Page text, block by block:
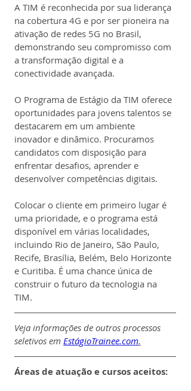
A TIM é reconhecida por sua liderança
na cobertura 4G e por ser pioneira na
ativação de redes 5G no Brasil,
demonstrando seu compromisso com
a transformação digital e a
conectividade avançada.
O Programa de Estágio da TIM oferece
oportunidades para jovens talentos se
destacarem em um ambiente
inovador e dinâmico. Procuramos
candidatos com disposição para
enfrentar desafios, aprender e
desenvolver competências digitais.
Colocar o cliente em primeiro lugar é
uma prioridade, e o programa está
disponível em várias localidades,
incluindo Rio de Janeiro, São Paulo,
Recife, Brasília, Belém, Belo Horizonte
e Curitiba. É uma chance única de
construir o futuro da tecnologia na
TIM.
Veja informações de outros processos
seletivos em EstágioTrainee.com.
Áreas de atuação e cursos aceitos: